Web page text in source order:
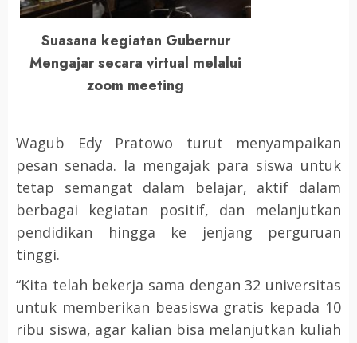
Suasana kegiatan Gubernur
Mengajar secara virtual melalui
zoom meeting
Wagub Edy Pratowo turut menyampaikan
pesan senada. Ia mengajak para siswa untuk
tetap semangat dalam belajar, aktif dalam
berbagai kegiatan positif, dan melanjutkan
pendidikan hingga ke jenjang perguruan
tinggi.
“Kita telah bekerja sama dengan 32 universitas
untuk memberikan beasiswa gratis kepada 10
ribu siswa, agar kalian bisa melanjutkan kuliah